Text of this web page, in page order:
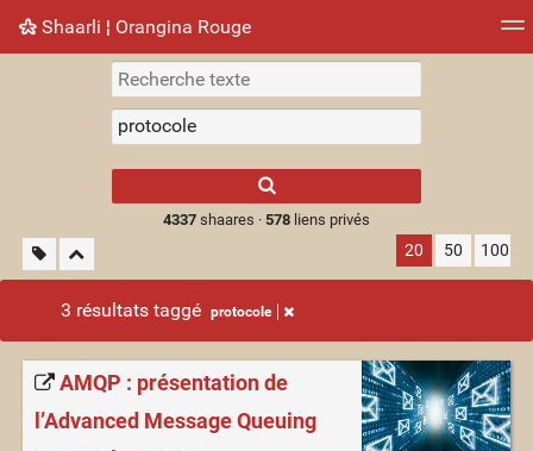
Shaarli ¦ Orangina Rouge
Nuage de tags Mur d'images
results.
4337shaares · 578liens privés
20 50 100
3 résultats taggé protocole
AMQP : présentation de
l’Advanced Message Queuing